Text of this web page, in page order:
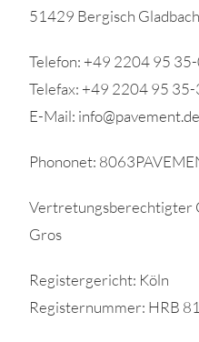
51429 Bergisch Gladbach
Telefon: +49 2204 95
Telefax: +49 2204 95
E-Mail: info@pavement.de
Phononet:
Vertretungsberechtigter
Gros
Registergericht: Köln
Registernummer: HRB